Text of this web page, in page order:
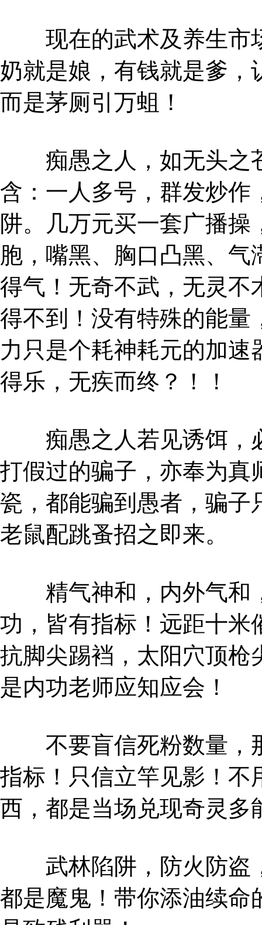
现在的武术及养生市
奶就是娘，有钱就是爹，
而是茅厕引万蛆！
痴愚之人，如无头之
含：一人多号，群发炒作
阱。几万元买一套广播
胞，嘴黑、胸口凸黑、
得气！无奇不武，无灵不
得不到！没有特殊的能量
力只是个耗神耗元的加
得乐，无疾而终？！！
痴愚之人若见诱饵，
打假过的骗子，亦奉为真
瓷，都能骗到愚者，骗子
老鼠配跳蚤招之即来。
精气神和，内外气和
功，皆有指标！远距十米
抗脚尖踢裆，太阳穴顶枪
是内功老师应知应会！
不要盲信死粉数量，
指标！只信立竿见影！不
西，都是当场兑现奇灵多
武林陷阱，防火防盗
都是魔鬼！带你添油续命